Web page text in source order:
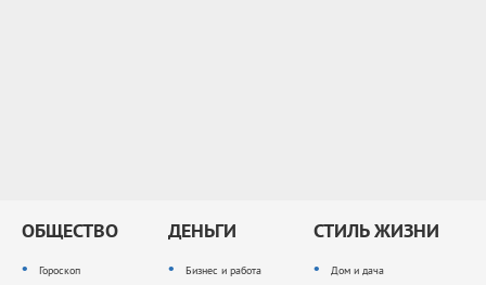
ОБЩЕСТВО
Гороскоп
ДЕНЬГИ
Бизнес и работа
СТИЛЬ ЖИЗНИ
Дом и дача